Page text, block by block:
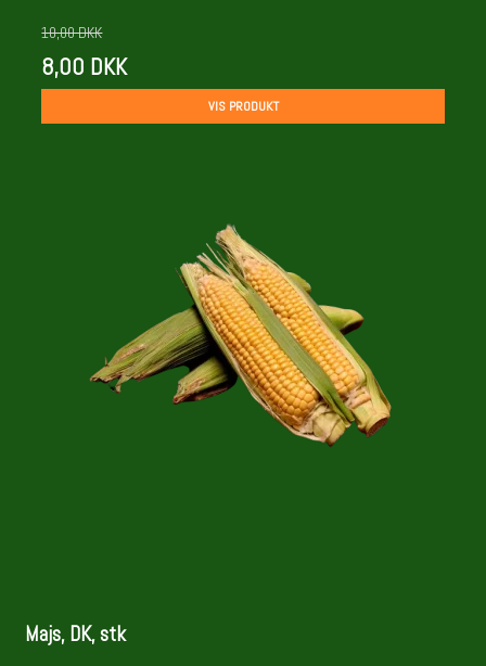
10,00 DKK
8,00 DKK
VIS PRODUKT
Majs, DK, stk